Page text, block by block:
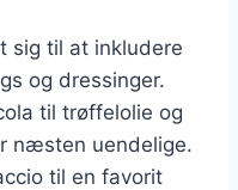
sig til at inkludere
og dressinger.
til trøffelolie og
næsten uendelige.
til en favorit